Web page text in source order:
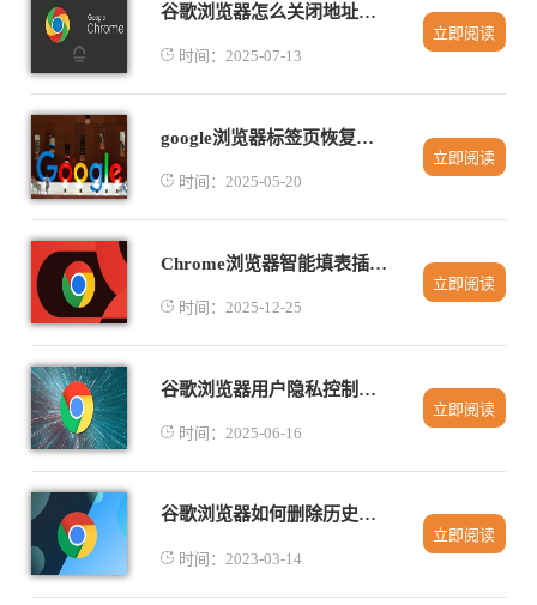
谷歌浏览器怎么关闭地址栏自动推荐网址
时间：2025-07-13
立即阅读
google浏览器标签页恢复速度优化指南
时间：2025-05-20
立即阅读
Chrome浏览器智能填表插件操作实操经验
时间：2025-12-25
立即阅读
谷歌浏览器用户隐私控制设置统计分析
时间：2025-06-16
立即阅读
谷歌浏览器如何删除历史记录
时间：2023-03-14
立即阅读